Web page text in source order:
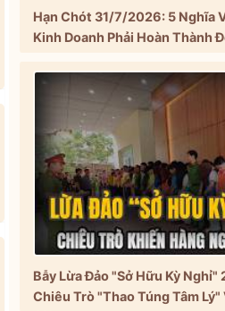
Hạn Chót 31/7/2026: 5 Nghĩa
Kinh Doanh Phải Hoàn Thành
Bẫy Lừa Đảo "Sở Hữu Kỳ Nghỉ"
Chiêu Trò "Thao Túng Tâm Lý"